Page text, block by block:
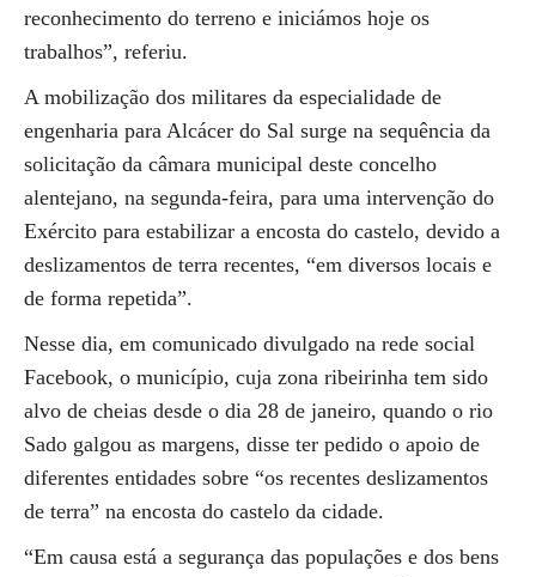
reconhecimento do terreno e iniciámos hoje os
trabalhos”, referiu.
A mobilização dos militares da especialidade de
engenharia para Alcácer do Sal surge na sequência da
solicitação da câmara municipal deste concelho
alentejano, na segunda-feira, para uma intervenção do
Exército para estabilizar a encosta do castelo, devido a
deslizamentos de terra recentes, “em diversos locais e
de forma repetida”.
Nesse dia, em comunicado divulgado na rede social
Facebook, o município, cuja zona ribeirinha tem sido
alvo de cheias desde o dia 28 de janeiro, quando o rio
Sado galgou as margens, disse ter pedido o apoio de
diferentes entidades sobre “os recentes deslizamentos
de terra” na encosta do castelo da cidade.
“Em causa está a segurança das populações e dos bens